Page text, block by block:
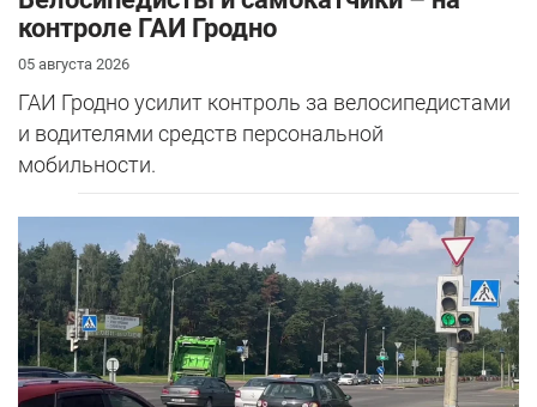
контроле ГАИ Гродно
05 августа 2026
ГАИ Гродно усилит контроль за велосипедистами
и водителями средств персональной
мобильности.